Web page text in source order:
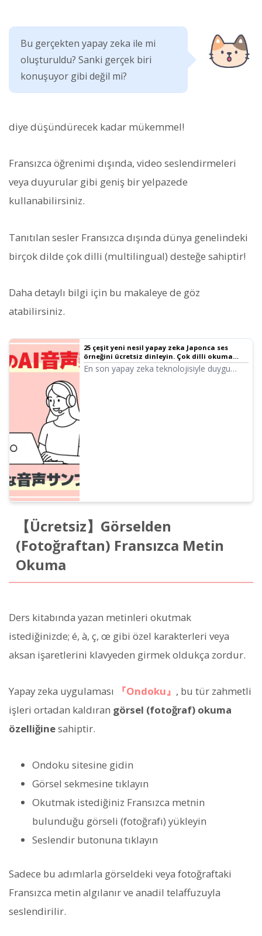
Bu gerçekten yapay zeka ile mi
oluşturuldu? Sanki gerçek biri
konuşuyor gibi değil mi?
diye düşündürecek kadar mükemmel!
Fransızca öğrenimi dışında, video seslendirmeleri
veya duyurular gibi geniş bir yelpazede
kullanabilirsiniz.
Tanıtılan sesler Fransızca dışında dünya genelindeki
birçok dilde çok dilli (multilingual) desteğe sahiptir!
Daha detaylı bilgi için bu makaleye de göz
atabilirsiniz.
25 çeşit yeni nesil yapay zeka Japonca ses
örneğini ücretsiz dinleyin. Çok dilli okuma
desteği | Metin okuma yazılımı Ondoku
En son yapay zeka teknolojisiyle duygu
【Ücretsiz】Görselden
(Fotoğraftan) Fransızca Metin
Okuma
Ders kitabında yazan metinleri okutmak
istediğinizde; é, à, ç, œ gibi özel karakterleri veya
aksan işaretlerini klavyeden girmek oldukça zordur.
Yapay zeka uygulaması 『Ondoku』 , bu tür zahmetli
işleri ortadan kaldıran görsel (fotoğraf) okuma
özelliğinesahiptir.
Ondoku sitesine gidin
Görsel sekmesine tıklayın
Okutmak istediğiniz Fransızca metnin
bulunduğu görseli (fotoğrafı) yükleyin
Seslendir butonuna tıklayın
Sadece bu adımlarla görseldeki veya fotoğraftaki
Fransızca metin algılanır ve anadil telaffuzuyla
seslendirilir.